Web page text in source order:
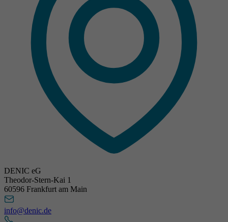
DENIC eG
Theodor-Stern-Kai 1
60596 Frankfurt am Main
info@denic.de